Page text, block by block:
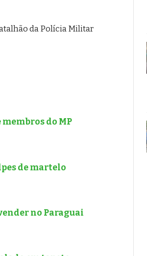
da Polícia Militar
do MP
de martelo
no Paraguai